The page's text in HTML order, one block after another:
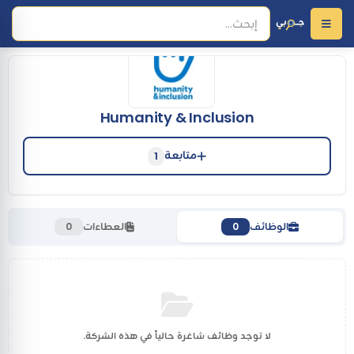
Humanity & Inclusion
متابعة 1
الوظائف 0 العطاءات 0
لا توجد وظائف شاغرة حالياً في هذه الشركة.